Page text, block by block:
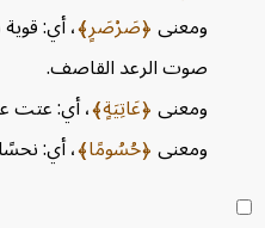
ومعنى صَرْصَرٍ ، أي: قوية
صوت الرعد القاصف.
ومعنى عَاتِيَةٍ ، أي: عتت على
ومعنى حُسُومًا ، أي: نحسًا